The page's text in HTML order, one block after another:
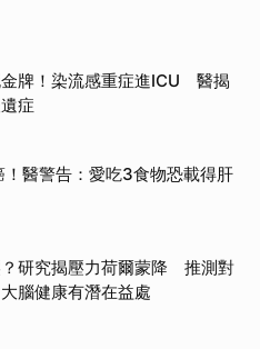
牌！染流感重症進ICU 醫揭
症
醫警告：愛吃3食物恐載得肝
研究揭壓力荷爾蒙降 推測對
腦健康有潛在益處